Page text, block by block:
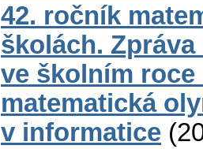
42. ročník
školách.
ve školním roce
matematická
v informatice (